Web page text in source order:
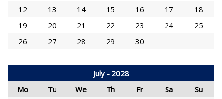
12 13 14 15 16 17
18
19
20 21 22 23 24
25
26
27 28 29 30
July - 2028
Mo
Tu We Th Fr Sa
Su